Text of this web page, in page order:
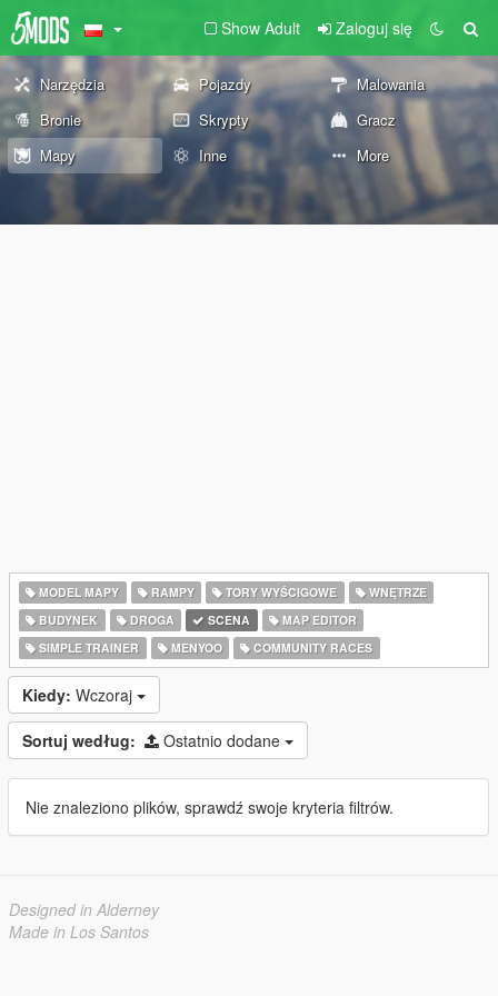
Show Adult Zaloguj się
Narzędzia Pojazdy
Malowania
Bronie
Skrypty
Gracz
Mapy
Inne More
MODEL MAPY RAMPY TORY WYŚCIGOWE
WNĘTRZE
BUDYNEK
DROGA SCENA
MAP EDITOR
SIMPLE TRAINER
MENYOO COMMUNITY RACES
Kiedy: Wczoraj
Sortuj według: Ostatnio dodane
Nie znaleziono plików, sprawdź swoje kryteria filtrów.
Designed in Alderney
Made in Los Santos